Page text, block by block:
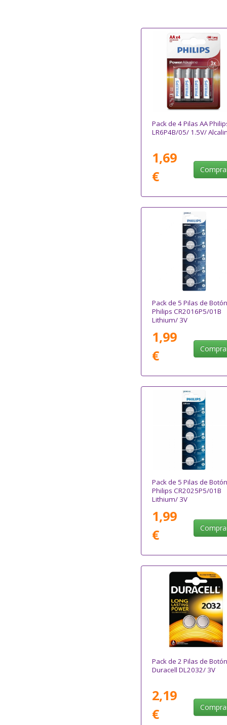
Pack de 4 Pilas AA
LR6P4B/05/ 1.5V/
1,69
€
Pack de 5 Pilas de Botón
Philips CR2016P5/01B
Lithium/ 3V
1,99
€
Pack de 5 Pilas de Botón
Philips CR2025P5/01B
Lithium/ 3V
1,99
€
Pack de 2 Pilas de Botón
Duracell DL2032/ 3V
2,19
€